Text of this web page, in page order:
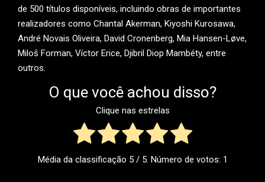
de 500 títulos disponíveis, incluindo obras de importantes
realizadores como Chantal Akerman, Kiyoshi Kurosawa,
André Novais Oliveira, David Cronenberg, Mia Hansen-Løve,
Miloš Forman, Víctor Erice, Djibril Diop Mambéty, entre
outros.
O que você achou disso?
Clique nas estrelas
Média da classificação 5/ 5. Número de votos: 1